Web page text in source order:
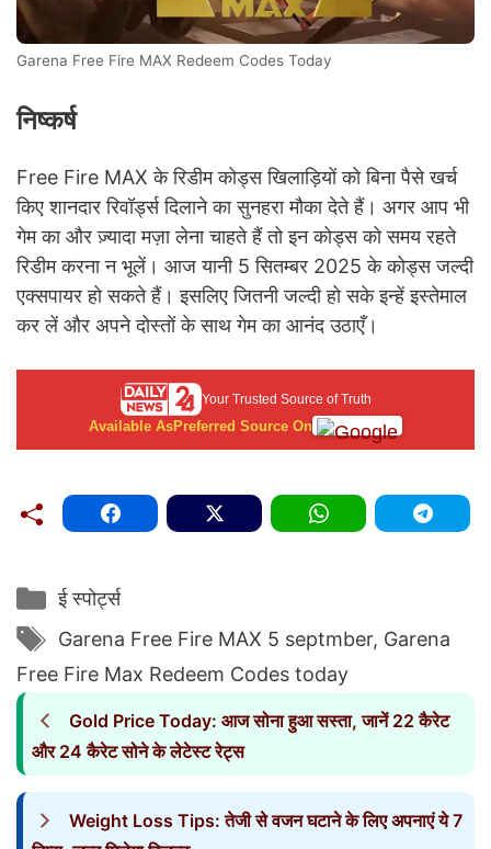
Garena Free Fire MAX Redeem Codes Today
निष्कर्ष
Free Fire MAX के रिडीम कोड्स खिलाड़ियों को बिना पैसे खर्च
किए शानदार रिवॉर्ड्स दिलाने का सुनहरा मौका देते हैं। अगर आप भी
गेम का और ज़्यादा मज़ा लेना चाहते हैं तो इन कोड्स को समय रहते
रिडीम करना न भूलें। आज यानी 5 सितम्बर 2025 के कोड्स जल्दी
एक्सपायर हो सकते हैं। इसलिए जितनी जल्दी हो सके इन्हें इस्तेमाल
कर लें और अपने दोस्तों के साथ गेम का आनंद उठाएँ।
Your Trusted Source of Truth
Available AsPreferred Source On
Categories
ई स्पोर्ट्स
Tags
Garena Free Fire MAX 5 septmber, Garena
Free Fire Max Redeem Codes today
Gold Price Today: आज सोना हुआ सस्ता, जानें 22 कैरेट
और 24 कैरेट सोने के लेटेस्ट रेट्स
Weight Loss Tips: तेजी से वजन घटाने के लिए अपनाएं ये 7